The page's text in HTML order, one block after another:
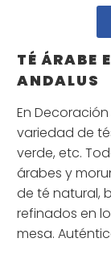
TÉ ÁRABE
ANDALUS
En
variedad de
verde, etc.
árabes y
de té natural,
refinados en
mesa.